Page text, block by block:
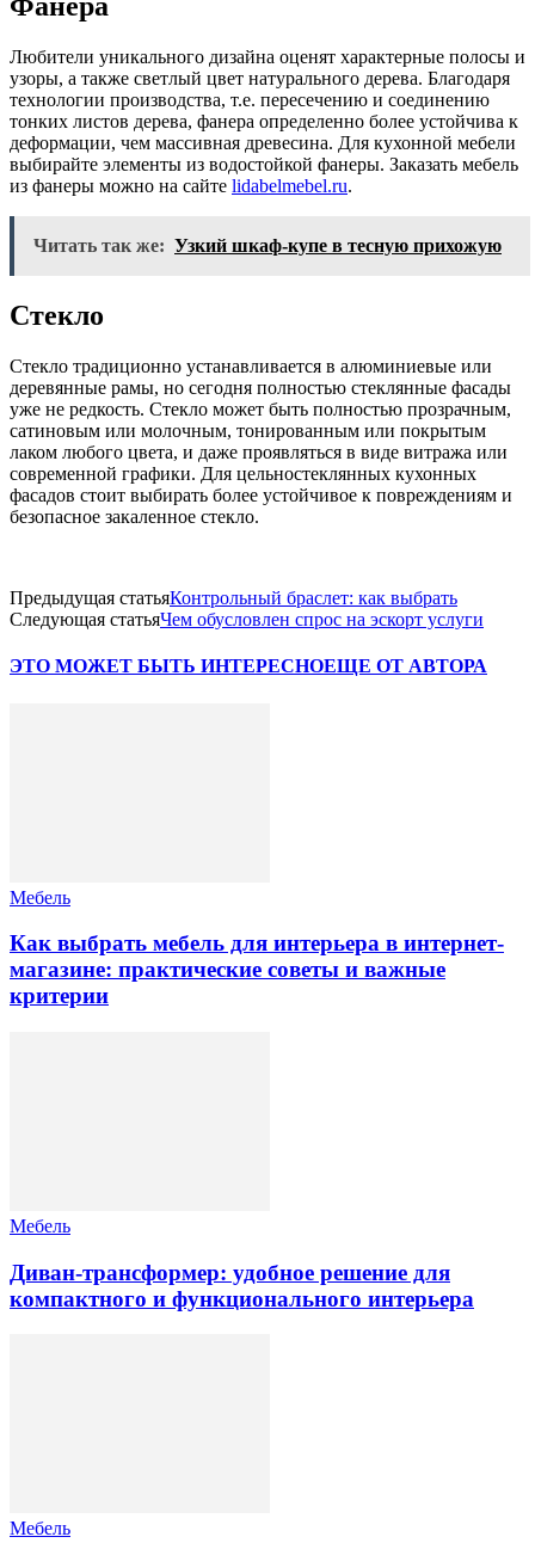
Фанера
Любители уникального дизайна оценят характерные полосы и
узоры, а также светлый цвет натурального дерева. Благодаря
технологии производства, т.е. пересечению и соединению
тонких листов дерева, фанера определенно более устойчива к
деформации, чем массивная древесина. Для кухонной мебели
выбирайте элементы из водостойкой фанеры. Заказать мебель
из фанеры можно на сайте lidabelmebel.ru.
Читать так же: Узкий шкаф-купе в тесную прихожую
Стекло
Стекло традиционно устанавливается в алюминиевые или
деревянные рамы, но сегодня полностью стеклянные фасады
уже не редкость. Стекло может быть полностью прозрачным,
сатиновым или молочным, тонированным или покрытым
лаком любого цвета, и даже проявляться в виде витража или
современной графики. Для цельностеклянных кухонных
фасадов стоит выбирать более устойчивое к повреждениям и
безопасное закаленное стекло.
Предыдущая статьяКонтрольный браслет: как выбрать
Следующая статьяЧем обусловлен спрос на эскорт услуги
ЭТО МОЖЕТ БЫТЬ ИНТЕРЕСНОЕЩЕ ОТ АВТОРА
Мебель
Как выбрать мебель для интерьера в интернет-
магазине: практические советы и важные
критерии
Мебель
Диван-трансформер: удобное решение для
компактного и функционального интерьера
Мебель